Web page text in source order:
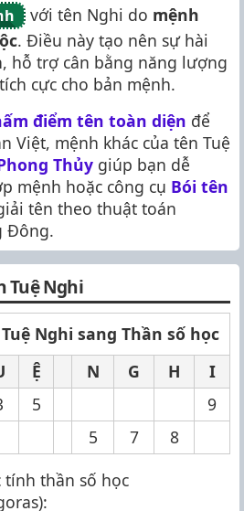
với tên Nghi do mệnh
. Điều này tạo nên sự hài
hỗ trợ cân bằng năng lượng
cực cho bản mệnh.
điểm tên toàn diện để
Việt, mệnh khác của tên Tuệ
Thủy giúp bạn dễ
mệnh hoặc công cụ Bói tên
tên theo thuật toán
Đông.
Tuệ Nghi
Nghi sang Thần số học
Ệ N G H I
5 9
5 7
8
tính thần số học